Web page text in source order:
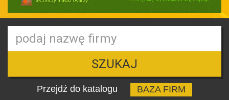
SZUKAJ
Przejdź do katalogu
BAZA FIRM